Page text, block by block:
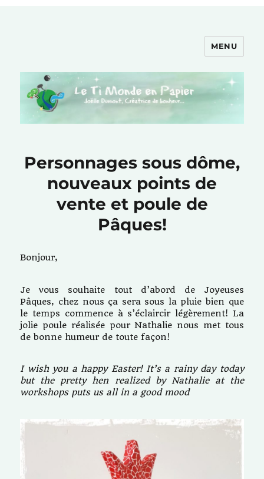
MENU
Personnages sous dôme,
nouveaux points de
vente et poule de
Pâques!
Bonjour,
Je vous souhaite tout d’abord de Joyeuses
Pâques, chez nous ça sera sous la pluie bien que
le temps commence à s’éclaircir légèrement! La
jolie poule réalisée pour Nathalie nous met tous
de bonne humeur de toute façon!
I wish you a happy Easter! It’s a rainy day today
but the pretty hen realized by Nathalie at the
workshops puts us all in a good mood